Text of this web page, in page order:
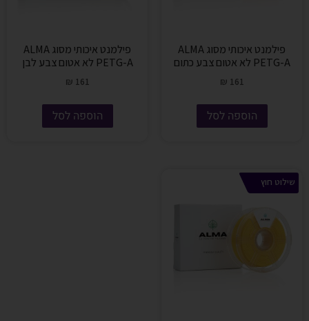
פילמנט איכותי מסוג ALMA
PETG-A לא אטום צבע כתום
₪ 161
הוספה לסל
פילמנט איכותי מסוג ALMA
PETG-A לא אטום צבע לבן
₪ 161
הוספה לסל
שילוט חוץ